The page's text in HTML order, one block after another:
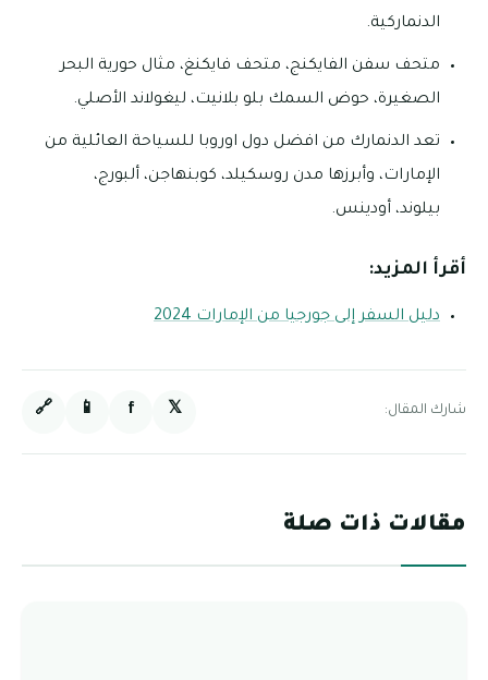
الدنماركية.
متحف سفن الفايكنج، متحف فايكنغ، مثال حورية البحر
الصغيرة، حوض السمك بلو بلانيت، ليغولاند الأصلي.
تعد الدنمارك من افضل دول اوروبا للسياحة العائلية من
الإمارات، وأبرزها مدن روسكيلد، كوبنهاجن، ألبورج،
بيلوند، أودينس.
أقرأ المزيد:
دليل السفر إلى جورجيا من الإمارات 2024
شارك المقال: 𝕏
f
📱
🔗
مقالات ذات صلة